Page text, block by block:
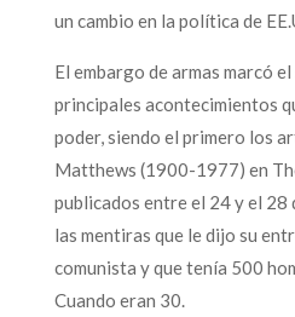
un cambio en la política de
El embargo de armas marcó
principales acontecimientos
poder, siendo el primero los
Matthews (1900-1977) en
publicados entre el 24 y el
las mentiras que le dijo su
comunista y que tenía 500
Cuando eran 30.